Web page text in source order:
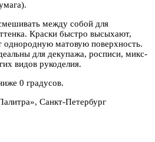
между собой для
Краски быстро высыхают,
однородную матовую поверхность.
для декупажа, росписи, микс-
видов рукоделия.
0 градусов.
Санкт-Петербург